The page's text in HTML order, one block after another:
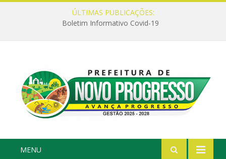
ÚLTIMAS PUBLICAÇÕES:
Boletim Informativo Covid-19
MENU